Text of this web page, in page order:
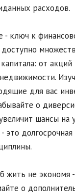
расходов.
- ключ к
от
для вас
о
шансы на
это
жить не экономя
о